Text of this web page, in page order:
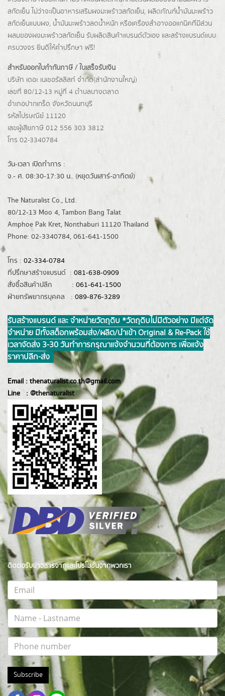
สกัดเย็น ไม่ว่าจะเป็นอาหารเสริมผงมะพร้าวสกัดเย็น, ผลิตภัณฑ์น้ำมันมะพร้าว
สกัดเย็นแบบผง, น้ำมันมะพร้าวลดน้ำหนัก หรือเครื่องสำอางออแกนิคที่มีส่วน
ผสมของผงมะพร้าวสกัดเย็น รับผลิตสินค้าแบรนด์ตัวเอง และสร้างแบรนด์แบบ
ครบวงจร ยินดีให้คำปรึกษา ฟรี!
สำหรับออกใบกำกับภาษี / ใบเสร็จรับเงิน
บริษัท เดอะ เนเชอรัลลิสท์ จำกัด(ส่านักงานใหญ่)
เลขที่ 80/12-13 หมู่ที่ 4 ตำบลบางตลาด
อำเภอปากเกร็ด จังหวัดนนทบุรี
รหัสไปรษณีย์ 11120
เลขผู้เสียภาษี 012 556 303 3812
โทร 02-3340784
วัน-เวลา เปิดทำการ :
จ.- ศ. 08:30-17:30 น.. (หยุดวันเสาร์-อาทิตย์)
The Naturalist Co., Ltd.
80/12-13 Moo 4, Tambon Bang Talat
Amphoe Pak Kret, Nonthaburi 11120 Thailand
Phone: 02-3340784, 061-641-1500
โทร : 02-334-0784
ที่ปรึกษาสร้างแบรนด์ : 081-638-0909
สั่งซื้อสินค้าปลีก : 061-641-1500
ฝ่ายทรัพยากรบุคคล : 089-876-3289
รับสร้างแบรนด์ และ จำหน่ายวัตถุดิบ *วัตถุดิบไม่มีตัวอย่าง มีแต่จัด
จำหน่าย มีทั้งสต็อกพร้อมส่ง/ผลิต/นำเข้า Original & Re-Pack ใช้
เวลาจัดส่ง 3-30 วันทำการ กรุณาแจ้งจำนวนที่ต้องการ เพื่อแจ้ง
ราคาปลีก-ส่ง
Email : thenaturalist.co.th@gmail.com
Line : @thenaturalist
ติดต่อรับข่าวสารจากและโปรโมชั่นจากพวกเรา
Subscribe